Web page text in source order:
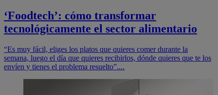
‘Foodtech’: cómo transformar
tecnológicamente el sector alimentario
“Es muy fácil, eliges los platos que quieres comer durante la
semana, luego el día que quieres recibirlos, dónde quieres que te los
envíen y tienes el problema resuelto”....